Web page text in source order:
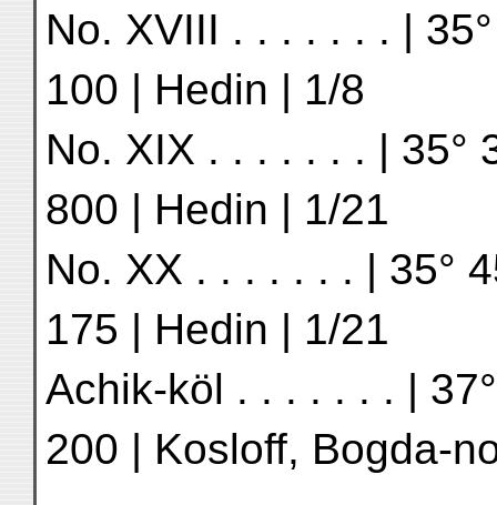
No. XVIII . . . . . . . |
100 | Hedin | 1/8
No. XIX . . . . . . . | 35°
800 | Hedin | 1/21
No. XX . . . . . . . | 35°
175 | Hedin | 1/21
Achik-köl . . . . . . . |
200 | Kosloff, Bogda-